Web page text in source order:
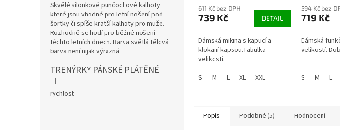
Skvělé silonkové punčochové kalhoty
které jsou vhodné pro letní nošení pod
šortky či spíše kratší kalhoty pro muže.
Rozhodně se hodí pro běžné nošení
těchto letních dnech. Barva světlá tělová
barva není nijak výrazná
TRENÝRKY PÁNSKÉ PLÁTĚNÉ
Hodnocení produktu je 5 z 5 hvězdiček.
|
rychlost
611 Kč bez DPH
739 Kč DETAIL
Dámská mikina s kapucí a
klokaní kapsou.Tabulka
velikostí.
S
M L XL XXL
594 Kč bez
719 Kč
Dámská
velikostí.
S M L
Popis Podobné (5) Hodnocení